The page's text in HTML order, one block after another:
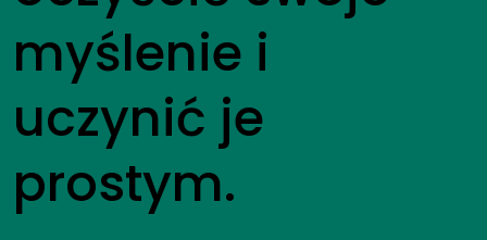
myślenie i
uczynić je
prostym.